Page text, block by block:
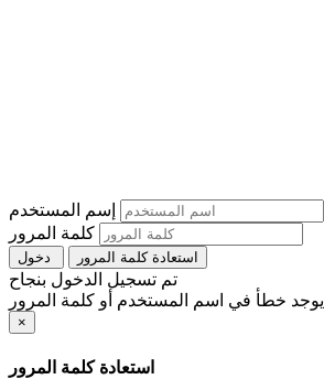
إسم المستخدم
كلمة المرور
استعادة كلمة المرور
تم تسجيل الدخول بنجاح
×
استعادة كلمة المرور